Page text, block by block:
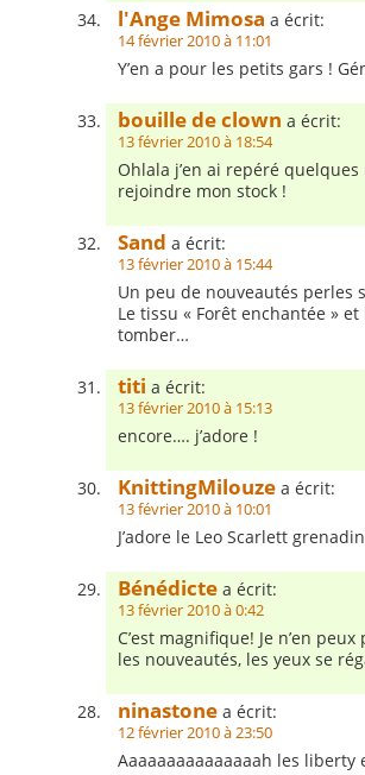
l'Ange Mimosa a écrit:
14 février 2010 à 11:01
Y’en a pour les petits gars !
bouille de clown a écrit:
13 février 2010 à 18:54
Ohlala j’en ai repéré
rejoindre mon stock !
Sand a écrit:
13 février 2010 à 15:44
Un peu de nouveautés perles
Le tissu « Forêt enchantée »
tomber…
titi a écrit:
13 février 2010 à 15:13
encore…. j’adore !
KnittingMilouze a écrit:
13 février 2010 à 10:01
J’adore le Leo Scarlett
Bénédicte a écrit:
13 février 2010 à 0:42
C’est magnifique! Je n’en
les nouveautés, les yeux se
ninastone a écrit:
12 février 2010 à 23:50
Aaaaaaaaaaaaaaah les